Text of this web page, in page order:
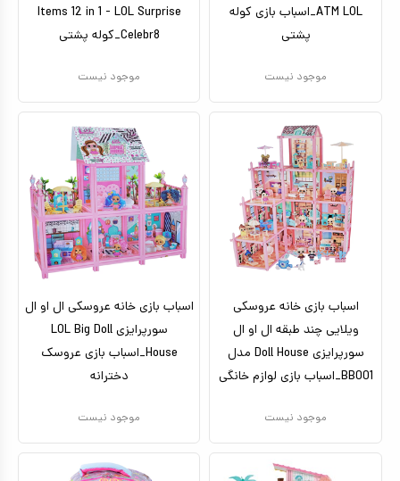
ATM LOL_اسباب بازی کوله
پشتی
موجود نیست
Items 12 in 1 - LOL Surprise
Celebr8_کوله پشتی
موجود نیست
اسباب بازی خانه عروسکی
ویلایی چند طبقه ال او ال
سورپرایزی Doll House مدل
BB001_اسباب بازی لوازم خانگی
موجود نیست
اسباب بازی خانه عروسکی ال او ال
سورپرایزی LOL Big Doll
House_اسباب بازی عروسک
دخترانه
موجود نیست